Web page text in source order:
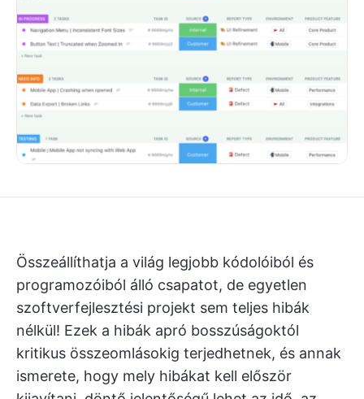
Összeállíthatja a világ legjobb kódolóiból és
programozóiból álló csapatot, de egyetlen
szoftverfejlesztési projekt sem teljes hibák
nélkül! Ezek a hibák apró bosszúságoktól
kritikus összeomlásokig terjedhetnek, és annak
ismerete, hogy mely hibákat kell először